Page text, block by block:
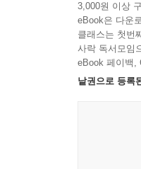
3,000원 이상
eBook은 다운
클래스는 첫번
사락 독서모임
eBook 페이백,
낱권으로 등록